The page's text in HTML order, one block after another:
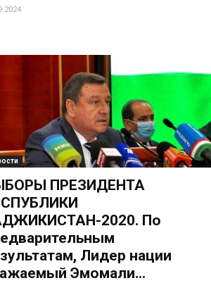
ПРЕЗИДЕНТА
2020. По
Лидер нации
Эмомали...